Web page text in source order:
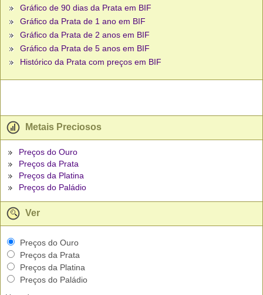
Gráfico de 90 dias da Prata em BIF
Gráfico da Prata de 1 ano em BIF
Gráfico da Prata de 2 anos em BIF
Gráfico da Prata de 5 anos em BIF
Histórico da Prata com preços em BIF
Metais Preciosos
Preços do Ouro
Preços da Prata
Preços da Platina
Preços do Paládio
Ver
Preços do Ouro
Preços da Prata
Preços da Platina
Preços do Paládio